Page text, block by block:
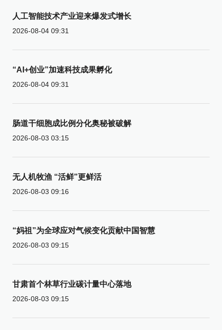
人工智能技术产业迎来爆发式增长
2026-08-04 09:31
“AI+创业”加速科技成果孵化
2026-08-04 09:31
肠道干细胞成比例分化奥秘被破解
2026-08-03 03:15
无人机牧渔 “活鲜”更鲜活
2026-08-03 09:16
“妈祖”为全球应对气候变化贡献中国智慧
2026-08-03 09:15
甘肃首个林草行业碳计量中心落地
2026-08-03 09:15